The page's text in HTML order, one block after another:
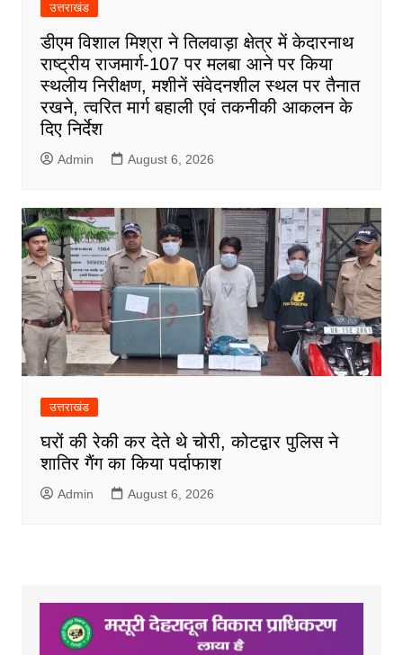
उत्तराखंड
डीएम विशाल मिश्रा ने तिलवाड़ा क्षेत्र में केदारनाथ
राष्ट्रीय राजमार्ग-107 पर मलबा आने पर किया
स्थलीय निरीक्षण, मशीनें संवेदनशील स्थल पर तैनात
रखने, त्वरित मार्ग बहाली एवं तकनीकी आकलन के
दिए निर्देश
Admin August 6, 2026
उत्तराखंड
घरों की रेकी कर देते थे चोरी, कोटद्वार पुलिस ने
शातिर गैंग का किया पर्दाफाश
Admin August 6, 2026